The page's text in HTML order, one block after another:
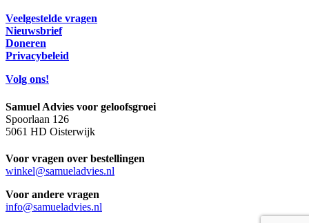
Veelgestelde vragen
Nieuwsbrief
Doneren
Privacybeleid
Volg ons!
Samuel Advies voor geloofsgroei
Spoorlaan 126
5061 HD Oisterwijk
Voor vragen over bestellingen
winkel@samueladvies.nl
Voor andere vragen
info@samueladvies.nl